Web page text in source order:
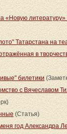
«Новую
Татарстана на
в
билетики
с Вячеславом
(Статья)
год Александра